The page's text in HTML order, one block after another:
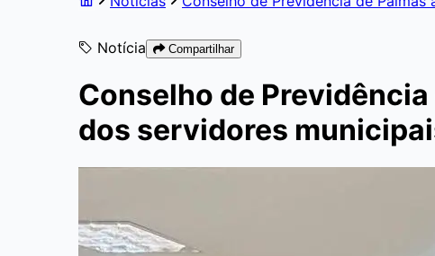
Notícia Compartilhar
Conselho de
dos servidores